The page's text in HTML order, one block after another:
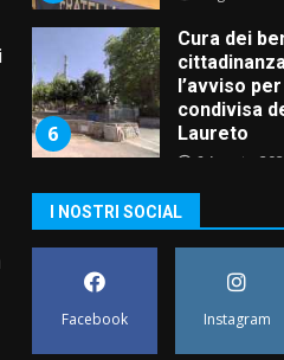
7
La magia
prima
Belvedere.
6 Agosto
“I
7 Agosto
I NOSTRI SOCIAL
Facebook Instagram